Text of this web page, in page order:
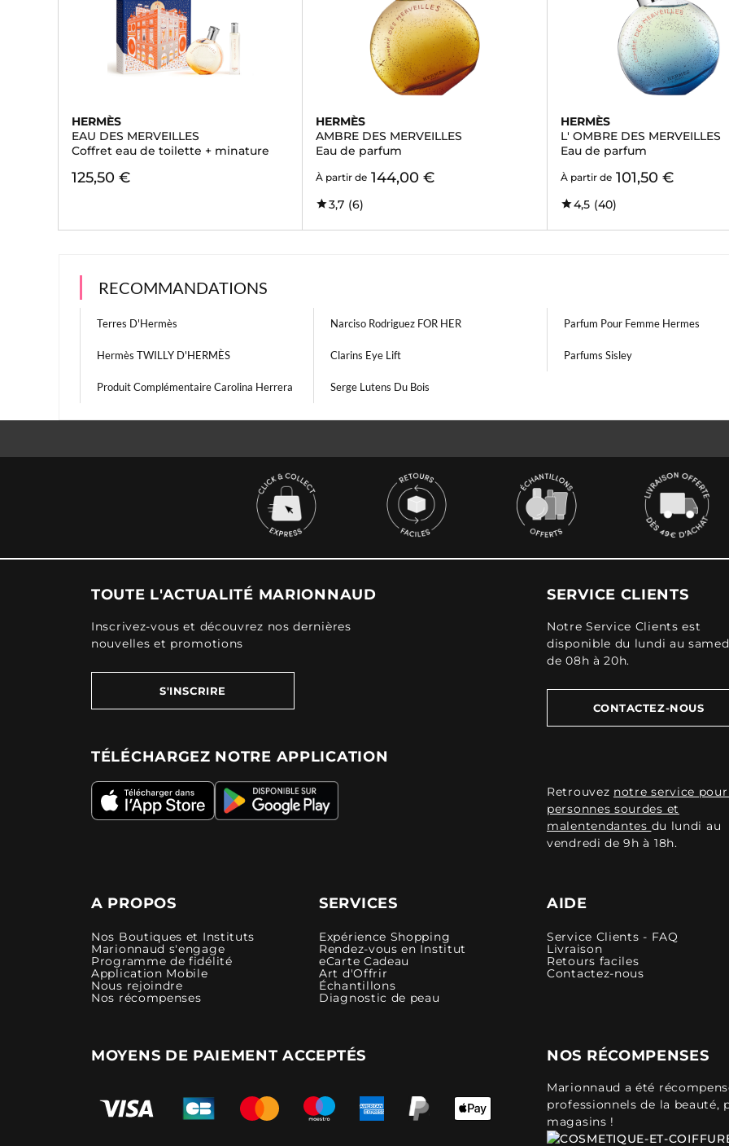
HERMÈS
EAU DES MERVEILLES
Coffret eau de toilette + minature
125,50 €
HERMÈS
AMBRE DES MERVEILLES
Eau de parfum
À partir de 144,00 €
3,7 (6)
HERMÈS
L' OMBRE DES MERVEILLES
Eau de parfum
À partir de 101,50 €
4,5 (40)
RECOMMANDATIONS
Terres D'Hermès Narciso Rodriguez FOR HER Parfum Pour Femme Hermes
Hermès TWILLY D'HERMÈS Clarins Eye Lift Parfums Sisley
Produit Complémentaire Carolina Herrera Serge Lutens Du Bois
TOUTE L'ACTUALITÉ MARIONNAUD
Inscrivez-vous et découvrez nos dernières
nouvelles et promotions
S'INSCRIRE
TÉLÉCHARGEZ NOTRE APPLICATION
SERVICE CLIENTS
Notre Service Clients est
disponible du lundi au
de 08h à 20h.
CONTACTEZ-NOUS
Retrouvez notre service
personnes sourdes et
malentendantes du lundi au
vendredi de 9h à 18h.
A PROPOS
Nos Boutiques et Instituts
Marionnaud s'engage
Programme de fidélité
Application Mobile
Nous rejoindre
Nos récompenses
SERVICES
Expérience Shopping
Rendez-vous en Institut
eCarte Cadeau
Art d'Offrir
Échantillons
Diagnostic de peau
AIDE
Service Clients - FAQ
Livraison
Retours faciles
Contactez-nous
MOYENS DE PAIEMENT ACCEPTÉS NOS RÉCOMPENSES
Marionnaud a été
professionnels de la beauté,
magasins !